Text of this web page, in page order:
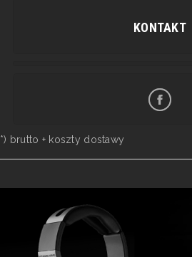
KONTAKT
*) brutto + koszty dostawy